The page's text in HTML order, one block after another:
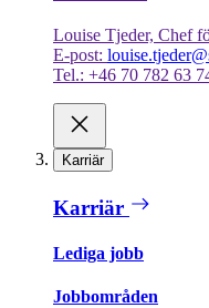
Louise Tjeder, Chef
E-post:
Tel.: +46 70 782 63
Karriär
Karriär
Lediga jobb
Jobbområden